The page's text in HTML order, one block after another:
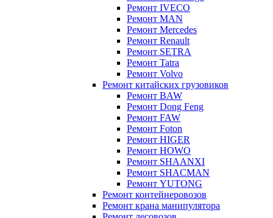
Ремонт IVECO
Ремонт MAN
Ремонт Mercedes
Ремонт Renault
Ремонт SETRA
Ремонт Tatra
Ремонт Volvo
Ремонт китайских грузовиков
Ремонт BAW
Ремонт Dong Feng
Ремонт FAW
Ремонт Foton
Ремонт HIGER
Ремонт HOWO
Ремонт SHAANXI
Ремонт SHACMAN
Ремонт YUTONG
Ремонт контейнеровозов
Ремонт крана манипулятора